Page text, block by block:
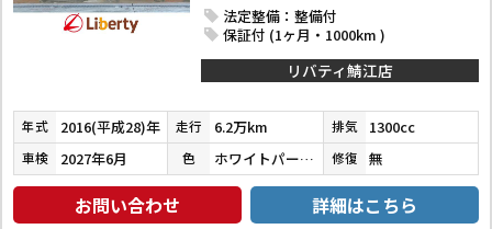
法定整備：整備付
保証付 (1ヶ月・1000km )
リバティ鯖江店
年式 2016(平成28)年 走行 6.2万km 排気 1300cc
車検 2027年6月 色 ホワイトパールクリスタルシャイン 修復 無
お問い合わせ 詳細はこちら